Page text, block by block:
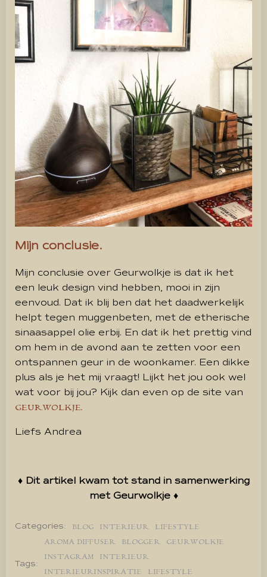
Mijn conclusie.
Mijn conclusie over Geurwolkje is dat ik het
een leuk design vind hebben, mooi in zijn
eenvoud. Dat ik blij ben dat het daadwerkelijk
helpt tegen muggenbeten, met de etherische
sinaasappel olie erbij. En dat ik het prettig vind
om hem in de avond aan te zetten voor een
ontspannen geur in de woonkamer. Een dikke
plus als je het mij vraagt! Lijkt het jou ook wel
wat voor bij jou? Kijk dan even op de site van
GEURWOLKJE.
Liefs Andrea
♦ Dit artikel kwam tot stand in samenwerking
met Geurwolkje ♦
Categories: BLOG INTERIEUR LIFESTYLE
Tags:
AROMA DIFFUSER BLOGGER
GEURWOLKJE
INSTAGRAM
INTERIEUR
INTERIEURINSPIRATIE
LIFESTYLE